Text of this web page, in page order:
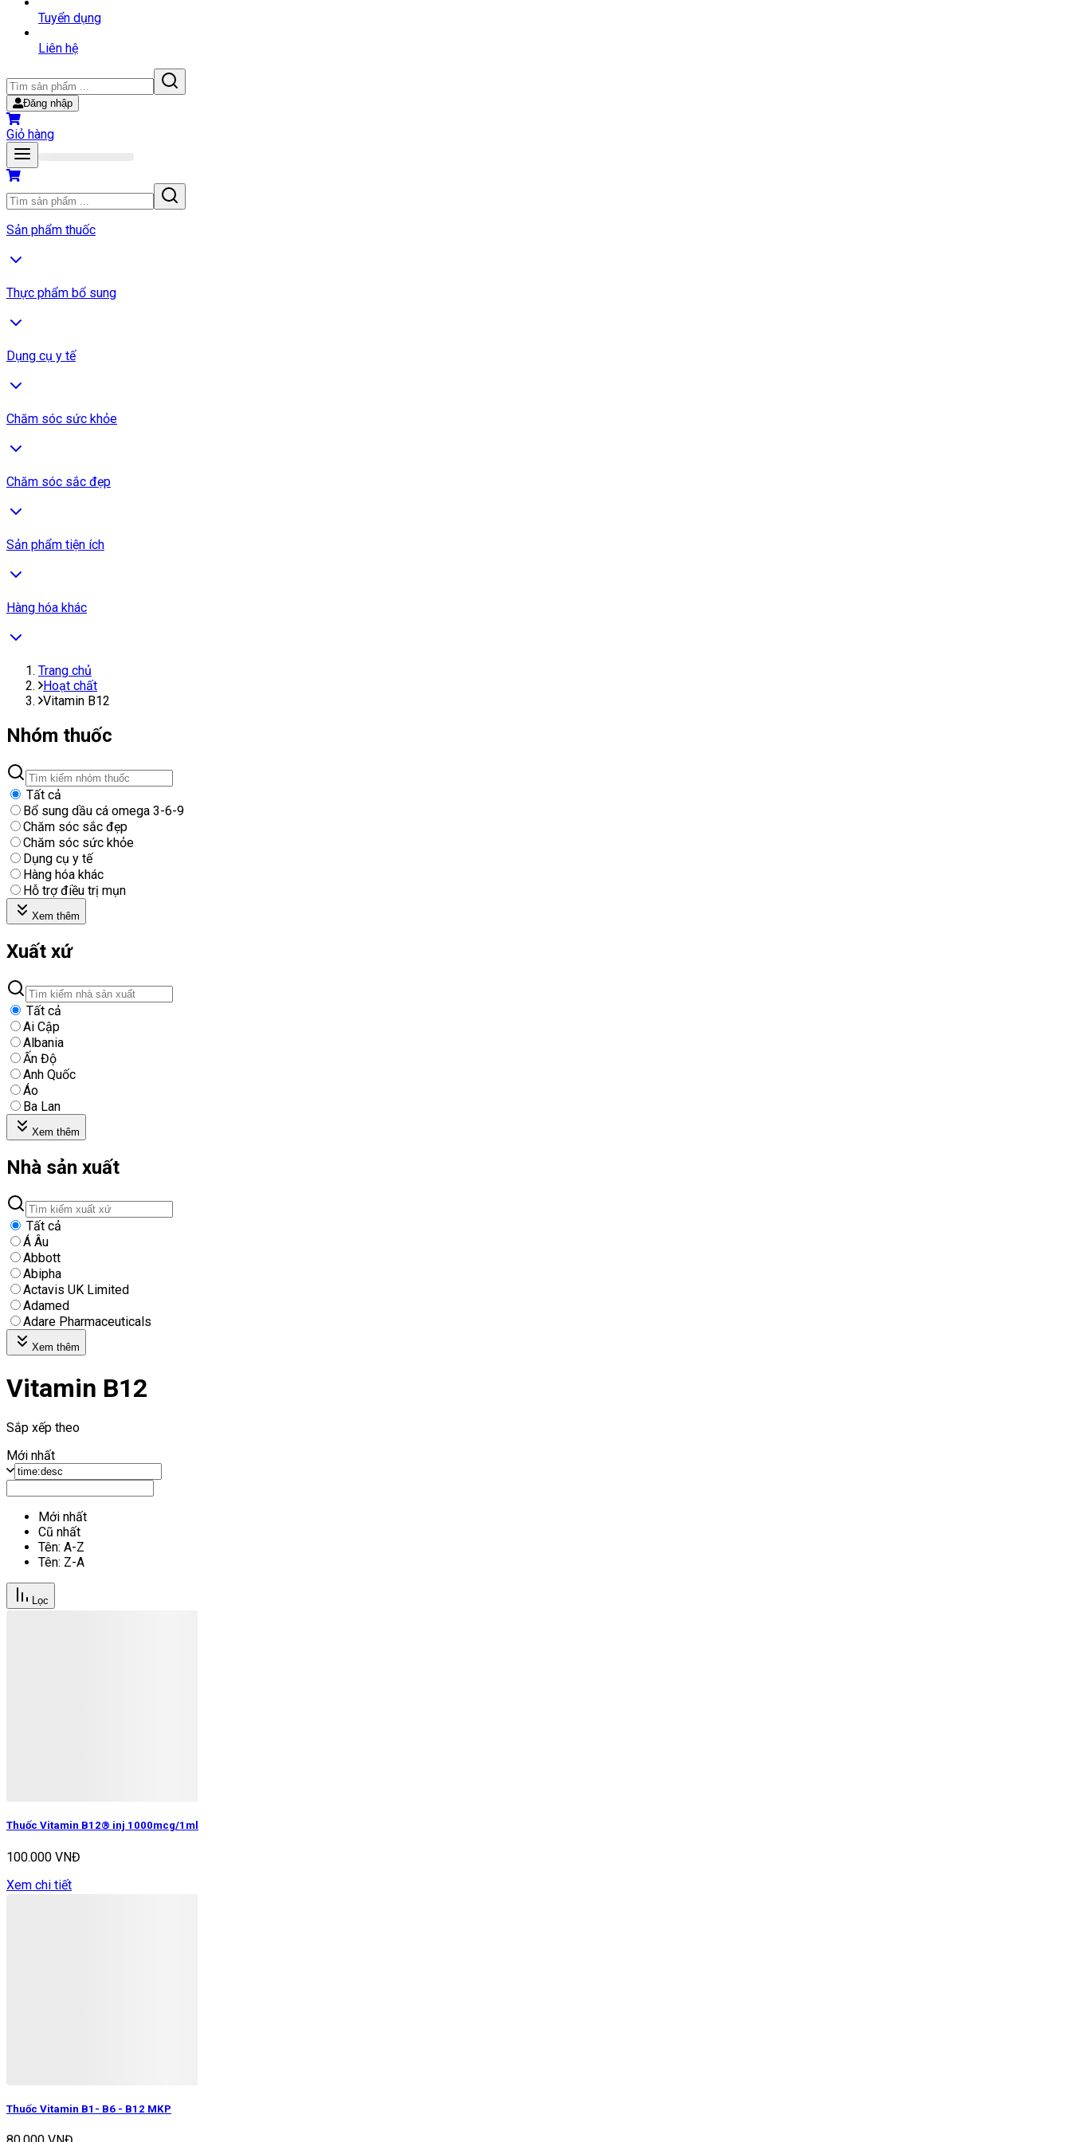
Tuyển dụng
Liên hệ
Đăng nhập
Giỏ hàng
Sản phẩm thuốc
Thực phẩm bổ sung
Dụng cụ y tế
Chăm sóc sức khỏe
Chăm sóc sắc đẹp
Sản phẩm tiện ích
Hàng hóa khác
Trang chủ
Hoạt chất
Vitamin B12
Nhóm thuốc
Tất cả
Bổ sung dầu cá omega 3-6-9
Chăm sóc sắc đẹp
Chăm sóc sức khỏe
Dụng cụ y tế
Hàng hóa khác
Hỗ trợ điều trị mụn
Xem thêm
Xuất xứ
Tất cả
Ai Cập
Albania
Ấn Độ
Anh Quốc
Áo
Ba Lan
Xem thêm
Nhà sản xuất
Tất cả
Á Âu
Abbott
Abipha
Actavis UK Limited
Adamed
Adare Pharmaceuticals
Xem thêm
Vitamin B12
Sắp xếp theo
Mới nhất
Mới nhất
Cũ nhất
Tên: A-Z
Tên: Z-A
Lọc
Thuốc Vitamin B12® inj 1000mcg/1ml
100.000 VNĐ
Xem chi tiết
Thuốc Vitamin B1- B6 - B12 MKP